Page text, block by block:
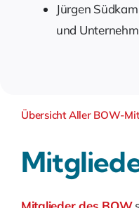
Jürgen
und
Übersicht Aller BOW-